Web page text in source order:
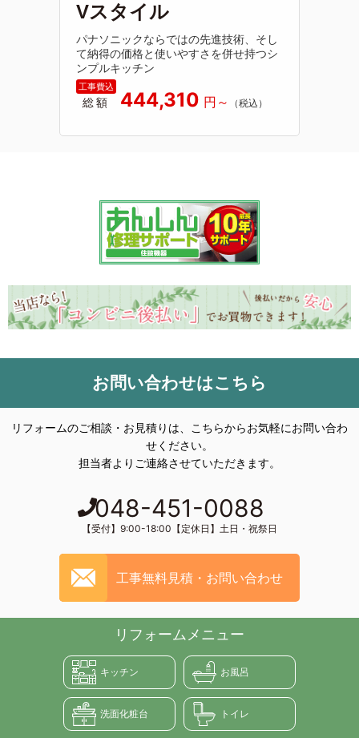
Vスタイル
パナソニックならではの先進技術、そし
て納得の価格と使いやすさを併せ持つシ
ンプルキッチン
総額 444,310
お問い合わせはこちら
リフォームのご相談・お見積りは、こちらからお気軽にお問い合わ
せください。
担当者よりご連絡させていただきます。
048-451-0088
【受付】9:00-18:00【定休日】土日・祝祭日
工事無料見積・お問い合わせ
リフォームメニュー
キッチン お風呂
洗面化粧台 トイレ